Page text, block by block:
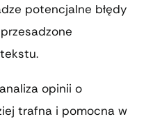
potencjalne błędy
opinii o
trafna i pomocna w